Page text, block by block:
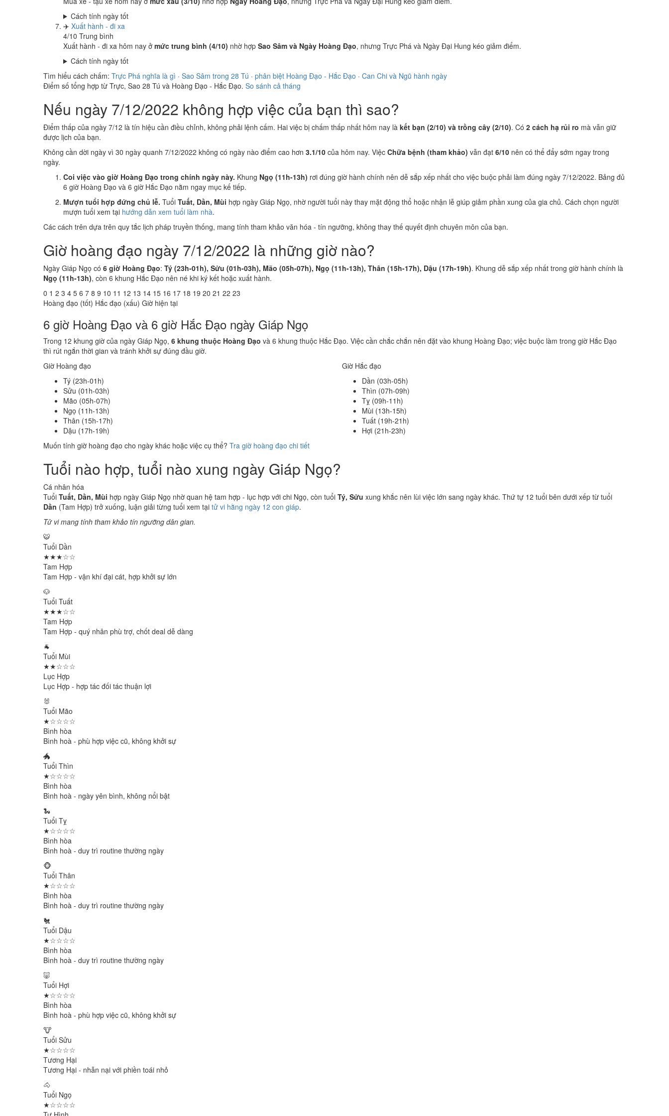
Cách tính ngày tốt
✈️ Xuất hành - đi xa
4/10 Trung bình
Xuất hành - đi xa hôm nay ở mức trung bình (4/10) nhờ hợp Sao Sâm và Ngày Hoàng Đạo, nhưng Trực Phá và Ngày Đại Hung kéo giảm điểm.
Cách tính ngày tốt
Tìm hiểu cách chấm: Trực Phá nghĩa là gì · Sao Sâm trong 28 Tú · phân biệt Hoàng Đạo - Hắc Đạo · Can Chi và Ngũ hành ngày
Điểm số tổng hợp từ Trực, Sao 28 Tú và Hoàng Đạo - Hắc Đạo. So sánh cả tháng
Nếu ngày 7/12/2022 không hợp việc của bạn thì sao?
Điểm thấp của ngày 7/12 là tín hiệu cần điều chỉnh, không phải lệnh cấm. Hai việc bị chấm thấp nhất hôm nay là kết bạn (2/10) và trồng cây (2/10). Có 2 cách hạ rủi ro mà vẫn giữ
được lịch của bạn.
Không cần dời ngày vì 30 ngày quanh 7/12/2022 không có ngày nào điểm cao hơn 3.1/10 của hôm nay. Việc Chữa bệnh (tham khảo) vẫn đạt 6/10 nên có thể đẩy sớm ngay trong
ngày.
Coi việc vào giờ Hoàng Đạo trong chính ngày này. Khung Ngọ (11h-13h) rơi đúng giờ hành chính nên dễ sắp xếp nhất cho việc buộc phải làm đúng ngày 7/12/2022. Bảng đủ
6 giờ Hoàng Đạo và 6 giờ Hắc Đạo nằm ngay mục kế tiếp.
Mượn tuổi hợp đứng chủ lễ. Tuổi Tuất, Dần, Mùi hợp ngày Giáp Ngọ, nhờ người tuổi này thay mặt động thổ hoặc nhận lễ giúp giảm phần xung của gia chủ. Cách chọn người
mượn tuổi xem tại hướng dẫn xem tuổi làm nhà.
Các cách trên dựa trên quy tắc lịch pháp truyền thống, mang tính tham khảo văn hóa - tín ngưỡng, không thay thế quyết định chuyên môn của bạn.
Giờ hoàng đạo ngày 7/12/2022 là những giờ nào?
Ngày Giáp Ngọ có 6 giờ Hoàng Đạo: Tý (23h-01h), Sửu (01h-03h), Mão (05h-07h), Ngọ (11h-13h), Thân (15h-17h), Dậu (17h-19h). Khung dễ sắp xếp nhất trong giờ hành chính là
Ngọ (11h-13h), còn 6 khung Hắc Đạo nên né khi ký kết hoặc xuất hành.
0 1 2 3 4 5 6 7 8 9 10 11 12 13 14 15 16 17 18 19 20 21 22 23
Hoàng đạo (tốt) Hắc đạo (xấu) Giờ hiện tại
6 giờ Hoàng Đạo và 6 giờ Hắc Đạo ngày Giáp Ngọ
Trong 12 khung giờ của ngày Giáp Ngọ, 6 khung thuộc Hoàng Đạo và 6 khung thuộc Hắc Đạo. Việc cần chắc chắn nên đặt vào khung Hoàng Đạo; việc buộc làm trong giờ Hắc Đạo
thì rút ngắn thời gian và tránh khởi sự đúng đầu giờ.
Giờ Hoàng đạo
Tý (23h-01h)
Sửu (01h-03h)
Mão (05h-07h)
Ngọ (11h-13h)
Thân (15h-17h)
Dậu (17h-19h)
Giờ Hắc đạo
Dần (03h-05h)
Thìn (07h-09h)
Tỵ (09h-11h)
Mùi (13h-15h)
Tuất (19h-21h)
Hợi (21h-23h)
Muốn tính giờ hoàng đạo cho ngày khác hoặc việc cụ thể? Tra giờ hoàng đạo chi tiết
Tuổi nào hợp, tuổi nào xung ngày Giáp Ngọ?
Cá nhân hóa
Tuổi Tuất, Dần, Mùi hợp ngày Giáp Ngọ nhờ quan hệ tam hợp - lục hợp với chi Ngọ, còn tuổi Tý, Sửu xung khắc nên lùi việc lớn sang ngày khác. Thứ tự 12 tuổi bên dưới xếp từ tuổi
Dần (Tam Hợp) trở xuống, luận giải từng tuổi xem tại tử vi hằng ngày 12 con giáp.
Tử vi mang tính tham khảo tín ngưỡng dân gian.
🐯
Tuổi Dần
★★★☆☆
Tam Hợp
Tam Hợp - vận khí đại cát, hợp khởi sự lớn
🐶
Tuổi Tuất
★★★☆☆
Tam Hợp
Tam Hợp - quý nhân phù trợ, chốt deal dễ dàng
🐐
Tuổi Mùi
★★☆☆☆
Lục Hợp
Lục Hợp - hợp tác đối tác thuận lợi
🐰
Tuổi Mão
★☆☆☆☆
Bình hòa
Bình hoà - phù hợp việc cũ, không khởi sự
🐲
Tuổi Thìn
★☆☆☆☆
Bình hòa
Bình hoà - ngày yên bình, không nổi bật
🐍
Tuổi Tỵ
★☆☆☆☆
Bình hòa
Bình hoà - duy trì routine thường ngày
🐵
Tuổi Thân
★☆☆☆☆
Bình hòa
Bình hoà - duy trì routine thường ngày
🐔
Tuổi Dậu
★☆☆☆☆
Bình hòa
Bình hoà - duy trì routine thường ngày
🐷
Tuổi Hợi
★☆☆☆☆
Bình hòa
Bình hoà - phù hợp việc cũ, không khởi sự
🐮
Tuổi Sửu
★☆☆☆☆
Tương Hại
Tương Hại - nhẫn nại với phiền toái nhỏ
🐴
Tuổi Ngọ
★☆☆☆☆